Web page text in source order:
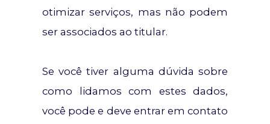
otimizar serviços, mas não podem
ser associados ao titular.
Se você tiver alguma dúvida sobre
como lidamos com estes dados,
você pode e deve entrar em contato